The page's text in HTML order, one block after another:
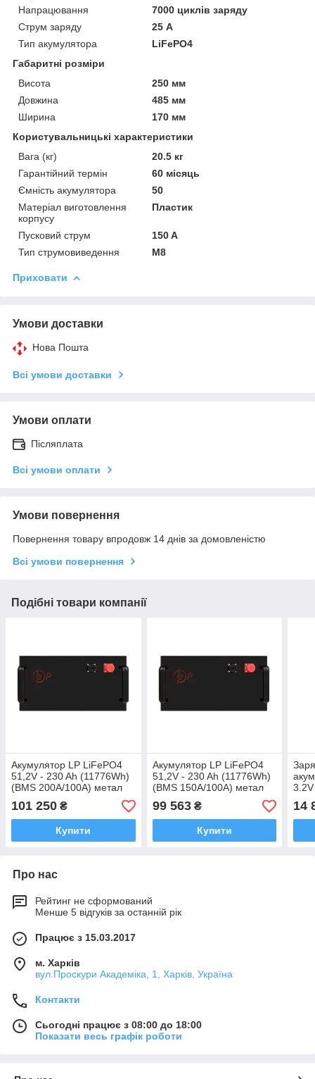
Напрацювання
7000 циклів заряду
Струм заряду
25 А
Тип акумулятора
LiFePO4
Габаритні розміри
Висота
250 мм
Довжина
485 мм
Ширина
170 мм
Користувальницькі характеристики
Вага (кг)
20.5 кг
Гарантійний термін
60 місяць
Ємність акумулятора
50
Матеріал виготовлення
корпусу
Пластик
Пусковий струм
150 A
Тип струмовиведення
М8
Приховати
Умови доставки
Нова Пошта
Всі умови доставки
Умови оплати
Післяплата
Всі умови оплати
Умови повернення
Повернення товару впродовж 14 днів за домовленістю
Всі умови повернення
Подібні товари компанії
Акумулятор LP LiFePO4
51,2V - 230 Ah (11776Wh)
(BMS 200A/100А) метал
Smart BT
101 250 ₴
Купити
Акумулятор LP LiFePO4
51,2V - 230 Ah (11776Wh)
(BMS 150A/100А) метал
Smart BT
99 563₴
Купити
LED
14
Про нас
Рейтинг не сформований
Менше 5 відгуків за останній рік
Працює з 15.03.2017
м. Харків
вул.Проскури Академіка, 1, Харків, Україна
Контакти
Сьогодні працює з 08:00 до 18:00
Показати весь графік роботи